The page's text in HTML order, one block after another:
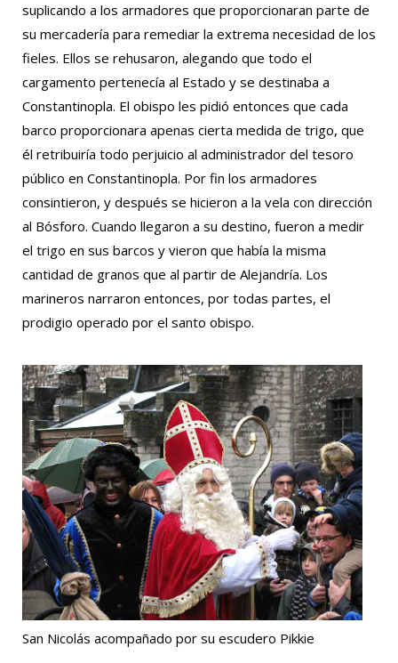
suplicando a los armadores que proporcionaran parte de
su mercadería para remediar la extrema necesidad de los
fieles. Ellos se rehusaron, alegando que todo el
cargamento pertenecía al Estado y se destinaba a
Constantinopla. El obispo les pidió entonces que cada
barco proporcionara apenas cierta medida de trigo, que
él retribuiría todo perjuicio al administrador del tesoro
público en Constantinopla. Por fin los armadores
consintieron, y después se hicieron a la vela con dirección
al Bósforo. Cuando llegaron a su destino, fueron a medir
el trigo en sus barcos y vieron que había la misma
cantidad de granos que al partir de Alejandría. Los
marineros narraron entonces, por todas partes, el
prodigio operado por el santo obispo.
San Nicolás acompañado por su escudero Pikkie